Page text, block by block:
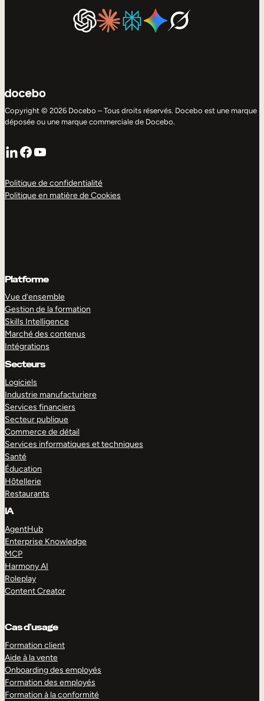
Copyright © 2026 Docebo – Tous droits réservés. Docebo est une marque
déposée ou une marque commerciale de Docebo.
LinkedIn
Facebook
YouTube
Politique de confidentialité
Politique en matière de Cookies
Platforme
Vue d’ensemble
Gestion de la formation
Skills Intelligence
Marché des contenus
Intégrations
Secteurs
Logiciels
Industrie manufacturiere
Services financiers
Secteur publique
Commerce de détail
Services informatiques et techniques
Santé
Éducation
Hôtellerie
Restaurants
IA
AgentHub
Enterprise Knowledge
MCP
Harmony AI
Roleplay
Content Creator
Cas d’usage
Formation client
Aide à la vente
Onboarding des employés
Formation des employés
Formation à la conformité